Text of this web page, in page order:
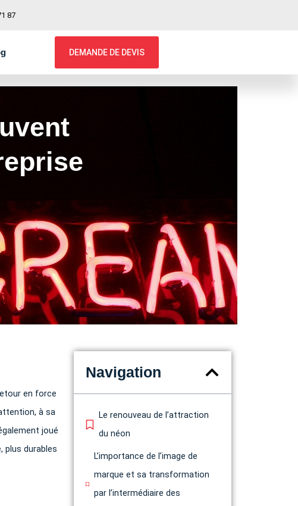
87
DEMANDE DE DEVIS
en force
à sa
joué
plus durables
Navigation
Le renouveau de l’attraction
du néon
L’importance de l’image de
marque et sa transformation
par l’intermédiaire des